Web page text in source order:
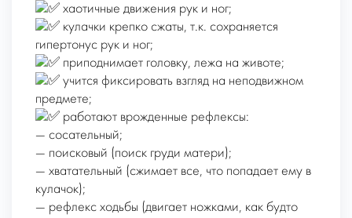
хаотичные движения рук и ног;
кулачки крепко сжаты, т.к. сохраняется
гипертонус рук и ног;
приподнимает головку, лежа на животе;
учится фиксировать взгляд на неподвижном
предмете;
работают врожденные рефлексы:
— сосательный;
— поисковый (поиск груди матери);
— хватательный (сжимает все, что попадает ему в
кулачок);
— рефлекс ходьбы (двигает ножками, как будто